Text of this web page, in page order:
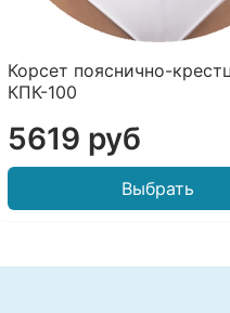
Корсет пояснично-
КПК-100
5619 руб
Выбрать